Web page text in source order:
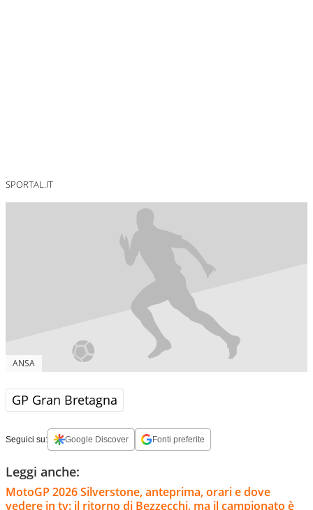
SPORTAL.IT
ANSA
GP Gran Bretagna
Seguici su: Google Discover Fonti preferite
Leggi anche:
MotoGP 2026 Silverstone, anteprima, orari e dove
vedere in tv: il ritorno di Bezzecchi, ma il campionato è